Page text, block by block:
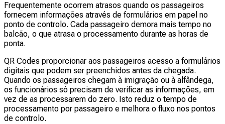
Frequentemente ocorrem atrasos quando os passageiros
fornecem informações através de formulários em papel no
ponto de controlo. Cada passageiro demora mais tempo no
balcão, o que atrasa o processamento durante as horas de
ponta.
QR Codes proporcionar aos passageiros acesso a formulários
digitais que podem ser preenchidos antes da chegada.
Quando os passageiros chegam à imigração ou à alfândega,
os funcionários só precisam de verificar as informações, em
vez de as processarem do zero. Isto reduz o tempo de
processamento por passageiro e melhora o fluxo nos pontos
de controlo.